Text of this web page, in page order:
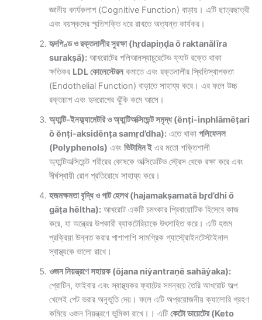
জ্ঞানীয় কার্যকলাপ (Cognitive Function) বাড়ায়। এটি ছাত্রছাত্রী
এবং বয়স্কদের স্মৃতিশক্তি ধরে রাখতে অত্যন্ত কার্যকর।
হৃদপিণ্ড ও রক্তনালীর সুরক্ষা (hr̥dapiṇḍa ō raktanālīra
surakṣā):আখরোটের পলিআনস্যাচুরেটেড ফ্যাট রক্তে থাকা
ক্ষতিকর LDL কোলেস্টেরলকমাতে এবং রক্তনালীর স্থিতিস্থাপকতা
(Endothelial Function) বাড়াতে সাহায্য করে। এর ফলে উচ্চ
রক্তচাপ এবং হৃদরোগের ঝুঁকি কমে আসে।
অ্যান্টি-ইনফ্ল্যামেটরি ও অ্যান্টিঅক্সিডেন্ট সমৃদ্ধ (ĕnṭi-inphlāmēṭari
ō ĕnṭi-aksidēnṭa samr̥d’dha):এতে থাকা পলিফেনল
(Polyphenols) এবং ভিটামিন ইএর মতো শক্তিশালী
অ্যান্টিঅক্সিডেন্ট শরীরের কোষকে অক্সিডেটিভ স্ট্রেস থেকে রক্ষা করে এবং
দীর্ঘস্থায়ী রোগ প্রতিরোধে সাহায্য করে।
হজমক্ষমতা বৃদ্ধি ও গাট হেলথ (hajamakṣamatā br̥d’dhi ō
gāṭa hēltha):আখরোট একটি চমৎকার প্রিবায়োটিক হিসেবে কাজ
করে, যা অন্ত্রের উপকারী ব্যাকটেরিয়াকে উৎসাহিত করে। এটি হজম
প্রক্রিয়া উন্নত করার পাশাপাশি সামগ্রিক গ্যাস্ট্রোইনটেস্টাইনাল
স্বাস্থ্যকে ভালো রাখে।
ওজন নিয়ন্ত্রণে সহায়ক (ōjana niẏantraṇē sahāẏaka):
প্রোটিন, ফাইবার এবং স্বাস্থ্যকর ফ্যাটের সমন্বয়ে তৈরি আখরোট অল্প
খেলেই পেট ভরার অনুভূতি দেয়। ফলে এটি অপ্রয়োজনীয় ক্যালোরি গ্রহণ
কমিয়ে ওজন নিয়ন্ত্রণে ভূমিকা রাখে।। এটি কেটো ডায়েটের (Keto